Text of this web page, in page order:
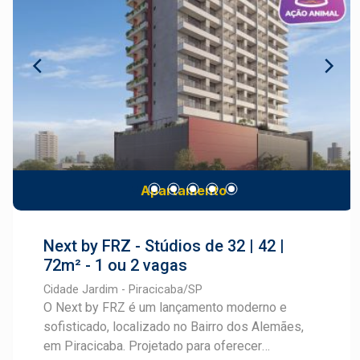
serviços e tudo o que você precisa para viver
com praticidade. Lagos do Engenho é mais do
que um loteamento: é um novo conceito de bairro
planejado, ideal para morar, investir e crescer.
conveniência e exclusividade, ideal para quem
deseja viver bem em um dos bairros mais
valorizados de Piracicaba. Cadastre-se e fale
com um especialista Frias Neto.
Apartamento
Next by FRZ - Stúdios de 32 | 42 |
72m² - 1 ou 2 vagas
Cidade Jardim - Piracicaba/SP
O Next by FRZ é um lançamento moderno e
sofisticado, localizado no Bairro dos Alemães,
em Piracicaba. Projetado para oferecer